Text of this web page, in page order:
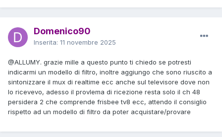
Domenico90
Inserita: 11 novembre 2025
@ALLUMY. grazie mille a questo punto ti chiedo se potresti
indicarmi un modello di filtro, inoltre aggiungo che sono riuscito a
sintonizzare il mux di realtime ecc anche sul televisore dove non
lo ricevevo, adesso il provlema di ricezione resta solo il ch 48
persidera 2 che comprende frisbee tv8 ecc, attendo il consiglio
rispetto ad un modello di filtro da poter acquistare/provare